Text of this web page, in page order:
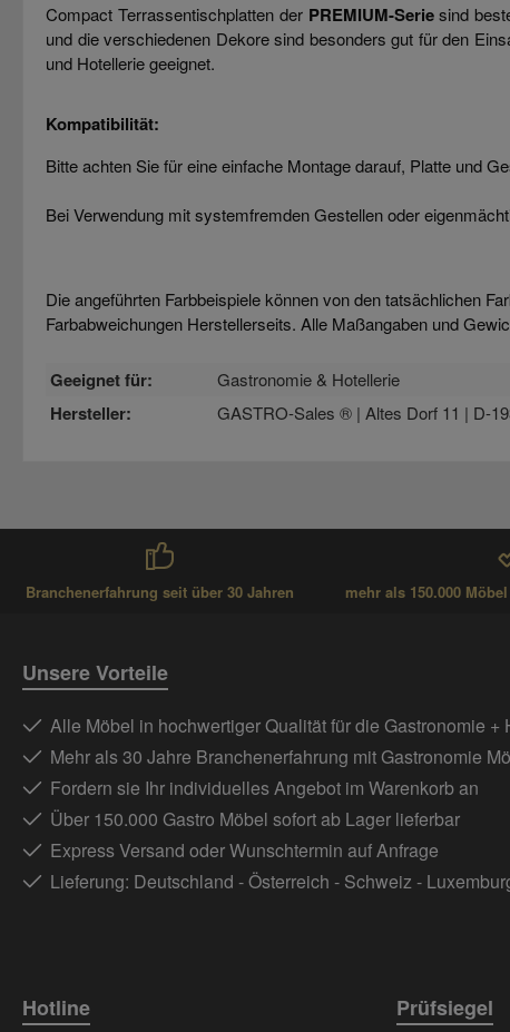
Compact Terrassentischplatten der PREMIUM-Seriesind
und die verschiedenen Dekore sind besonders gut für den
und Hotellerie geeignet.
Kompatibilität:
Bitte achten Sie für eine einfache Montage darauf, Platte und
Bei Verwendung mit systemfremden Gestellen oder
Die angeführten Farbbeispiele können von den tatsächlichen
Farbabweichungen Herstellerseits. Alle Maßangaben und
Geeignet für: Gastronomie & Hotellerie
Hersteller: GASTRO-Sales ® | Altes Dorf 11 | D-
Branchenerfahrung seit über 30 Jahren mehr als 150.000
Unsere Vorteile
Alle Möbel in hochwertiger Qualität für die Gastronomie +
Mehr als 30 Jahre Branchenerfahrung mit Gastronomie
Fordern sie Ihr individuelles Angebot im Warenkorb an
Über 150.000 Gastro Möbel sofort ab Lager lieferbar
Express Versand oder Wunschtermin auf Anfrage
Lieferung: Deutschland - Österreich - Schweiz -
Hotline Prüfsiegel